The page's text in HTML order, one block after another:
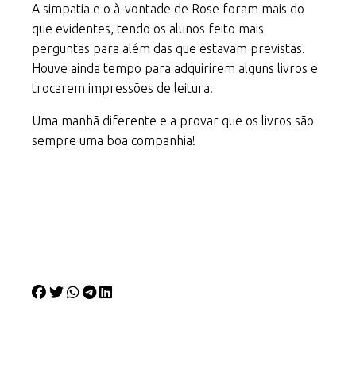
A simpatia e o à-vontade de Rose foram mais do
que evidentes, tendo os alunos feito mais
perguntas para além das que estavam previstas.
Houve ainda tempo para adquirirem alguns livros e
trocarem impressões de leitura.
Uma manhã diferente e a provar que os livros são
sempre uma boa companhia!